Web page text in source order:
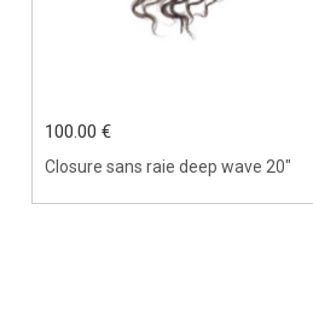
Closure sans raie deep wave 20"
100.00 €